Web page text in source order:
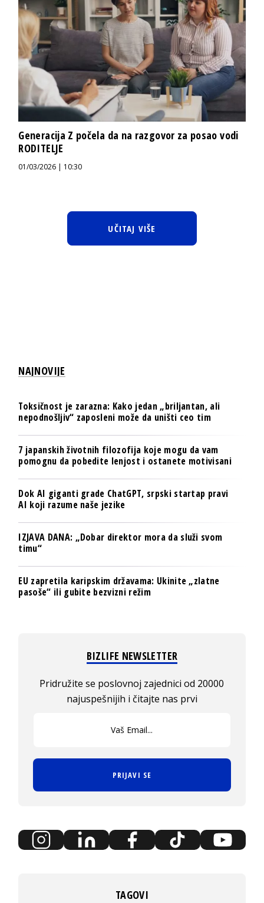
Generacija Z počela da na razgovor za posao vodi
RODITELJE
01/03/2026 | 10:30
UČITAJ VIŠE
NAJNOVIJE
Toksičnost je zarazna: Kako jedan „briljantan, ali
nepodnošljiv“ zaposleni može da uništi ceo tim
7 japanskih životnih filozofija koje mogu da vam
pomognu da pobedite lenjost i ostanete motivisani
Dok AI giganti grade ChatGPT, srpski startap pravi
AI koji razume naše jezike
IZJAVA DANA: „Dobar direktor mora da služi svom
timu“
EU zapretila karipskim državama: Ukinite „zlatne
pasoše“ ili gubite bezvizni režim
BIZLIFE NEWSLETTER
Pridružite se poslovnoj zajednici od 20000
najuspešnijih i čitajte nas prvi
PRIJAVI SE
TAGOVI